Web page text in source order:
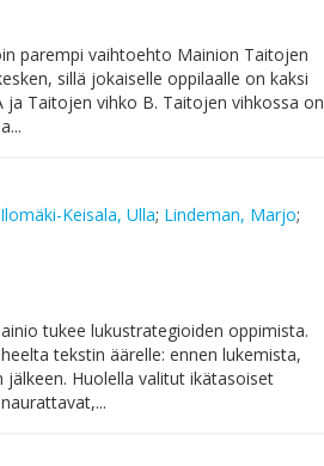
parempi vaihtoehto Mainion Taitojen
sillä jokaiselle oppilaalle on kaksi
Taitojen vihko B. Taitojen vihkossa on
Ilomäki-Keisala, Ulla; Lindeman, Marjo;
tukee lukustrategioiden oppimista.
tekstin äärelle: ennen lukemista,
Huolella valitut ikätasoiset